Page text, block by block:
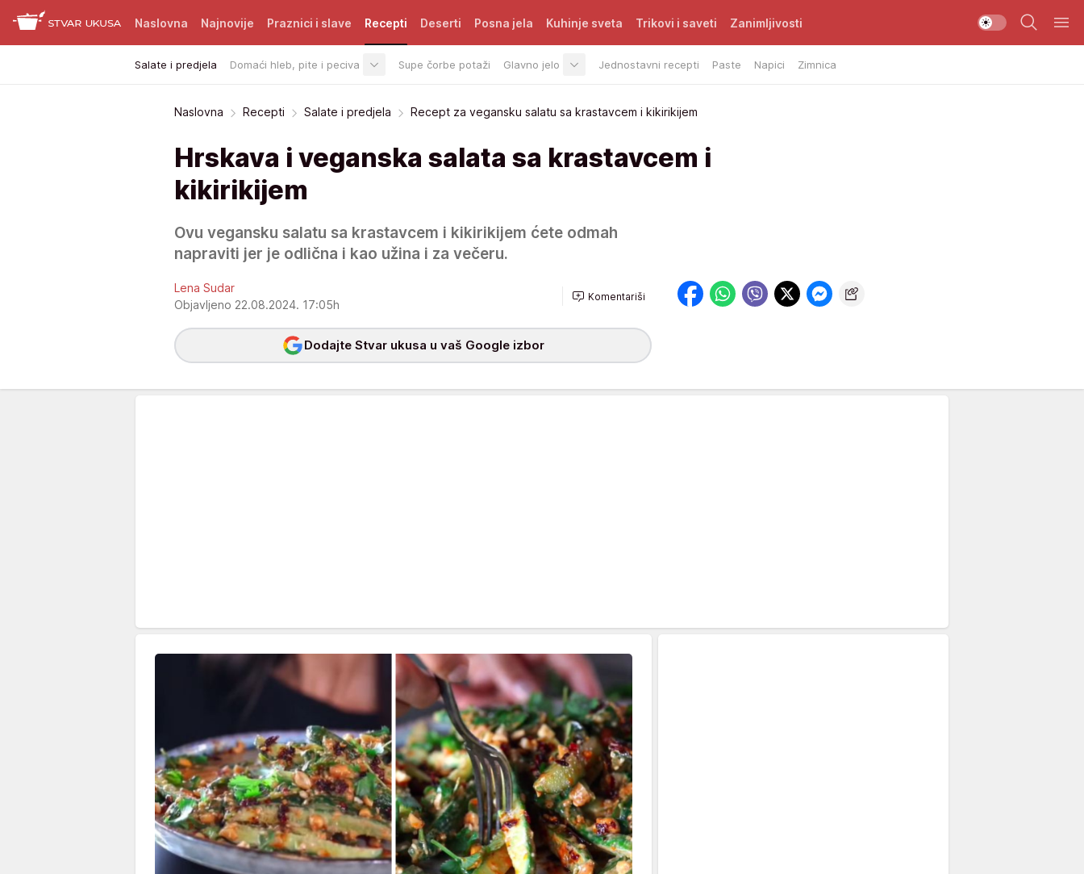
Naslovna Najnovije Praznici i slave Recepti
Salate i predjela Domaći hleb, pite i peciva Supe čorbe potaži Glavno jelo Jednostavni recepti Paste Napici Zimnica
Deserti Posna jela Kuhinje sveta Trikovi i saveti Zanimljivosti
Naslovna Recepti Salate i predjela Recept za vegansku salatu sa krastavcem i kikirikijem
Hrskava i veganska salata sa krastavcem i
kikirikijem
Ovu vegansku salatu sa krastavcem i kikirikijem ćete odmah
napraviti jer je odlična i kao užina i za večeru.
Lena Sudar
Objavljeno 22.08.2024. 17:05h
Komentariši
Dodajte Stvar ukusa u vaš Google izbor